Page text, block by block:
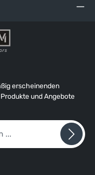
erscheinenden
und Angebote